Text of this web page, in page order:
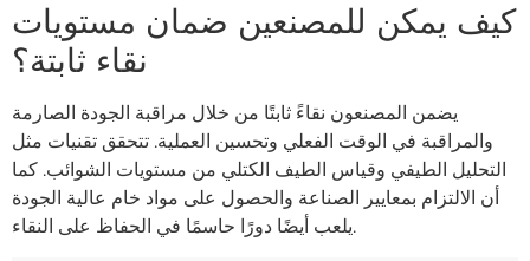
كيف يمكن للمصنعين ضمان مستويات
نقاء ثابتة؟
يضمن المصنعون نقاءً ثابتًا من خلال مراقبة الجودة الصارمة
والمراقبة في الوقت الفعلي وتحسين العملية. تتحقق تقنيات مثل
التحليل الطيفي وقياس الطيف الكتلي من مستويات الشوائب. كما
أن الالتزام بمعايير الصناعة والحصول على مواد خام عالية الجودة
يلعب أيضًا دورًا حاسمًا في الحفاظ على النقاء.